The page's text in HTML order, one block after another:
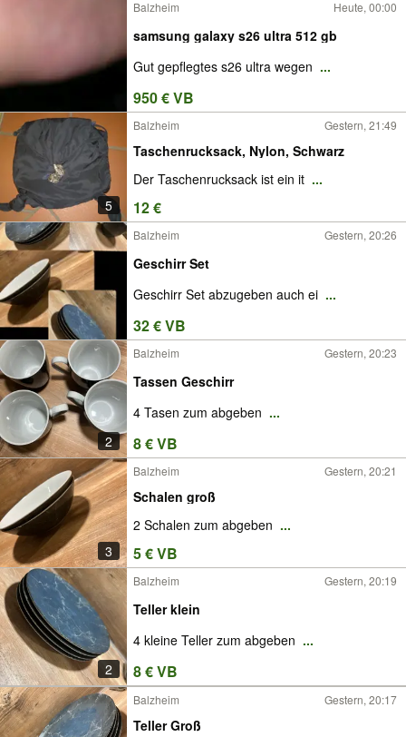
Balzheim Heute, 00:00
samsung galaxy s26 ultra 512 gb
Gut gepflegtes s26 ultra wegen ...
950 € VB
5
Balzheim Gestern, 21:49
Taschenrucksack, Nylon, Schwarz
Der Taschenrucksack ist ein it ...
12 €
Balzheim Gestern, 20:26
Geschirr Set
Geschirr Set abzugeben auch ei ...
32 € VB
2
Balzheim Gestern, 20:23
Tassen Geschirr
4 Tasen zum abgeben ...
8 € VB
3
Balzheim Gestern, 20:21
Schalen groß
2 Schalen zum abgeben ...
5 € VB
2
Balzheim Gestern, 20:19
Teller klein
4 kleine Teller zum abgeben ...
8 € VB
Balzheim Gestern, 20:17
Teller Groß